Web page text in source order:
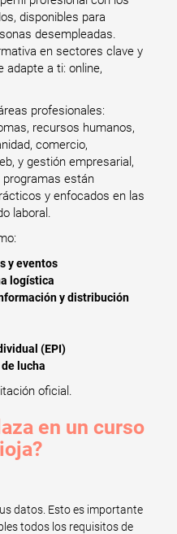
disponibles para
desempleadas.
en sectores clave y
adapte a ti: online,
profesionales:
recursos humanos,
comercio,
y gestión empresarial,
están
y enfocados en las
laboral.
y eventos
logística
y distribución
(EPI)
lucha
oficial.
en un curso
datos. Esto es importante
todos los requisitos de